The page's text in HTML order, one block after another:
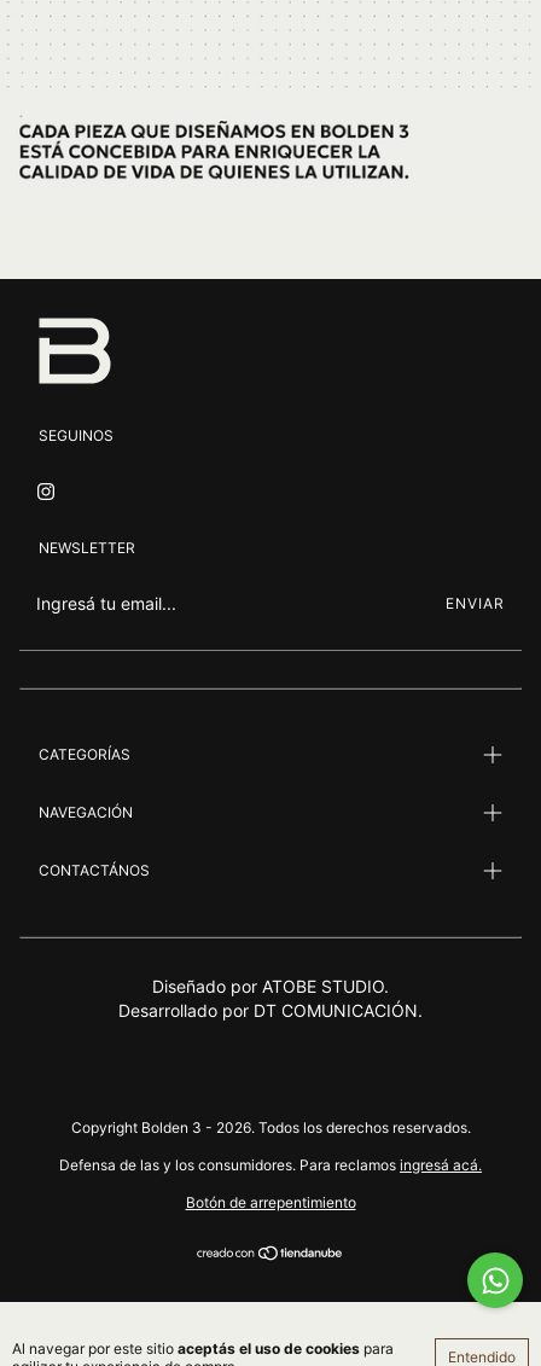
Al navegar por este sitio aceptás el uso de cookies para
Entendido
SEGUINOS
NEWSLETTER
CATEGORÍAS
NAVEGACIÓN
CONTACTÁNOS
Diseñado por ATOBE STUDIO.
Desarrollado por DT COMUNICACIÓN.
Copyright Bolden 3 - 2026. Todos los derechos reservados.
Defensa de las y los consumidores. Para reclamos ingresá acá.
Botón de arrepentimiento